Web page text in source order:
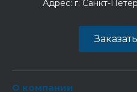
Адрес: г. Санкт-
О компании